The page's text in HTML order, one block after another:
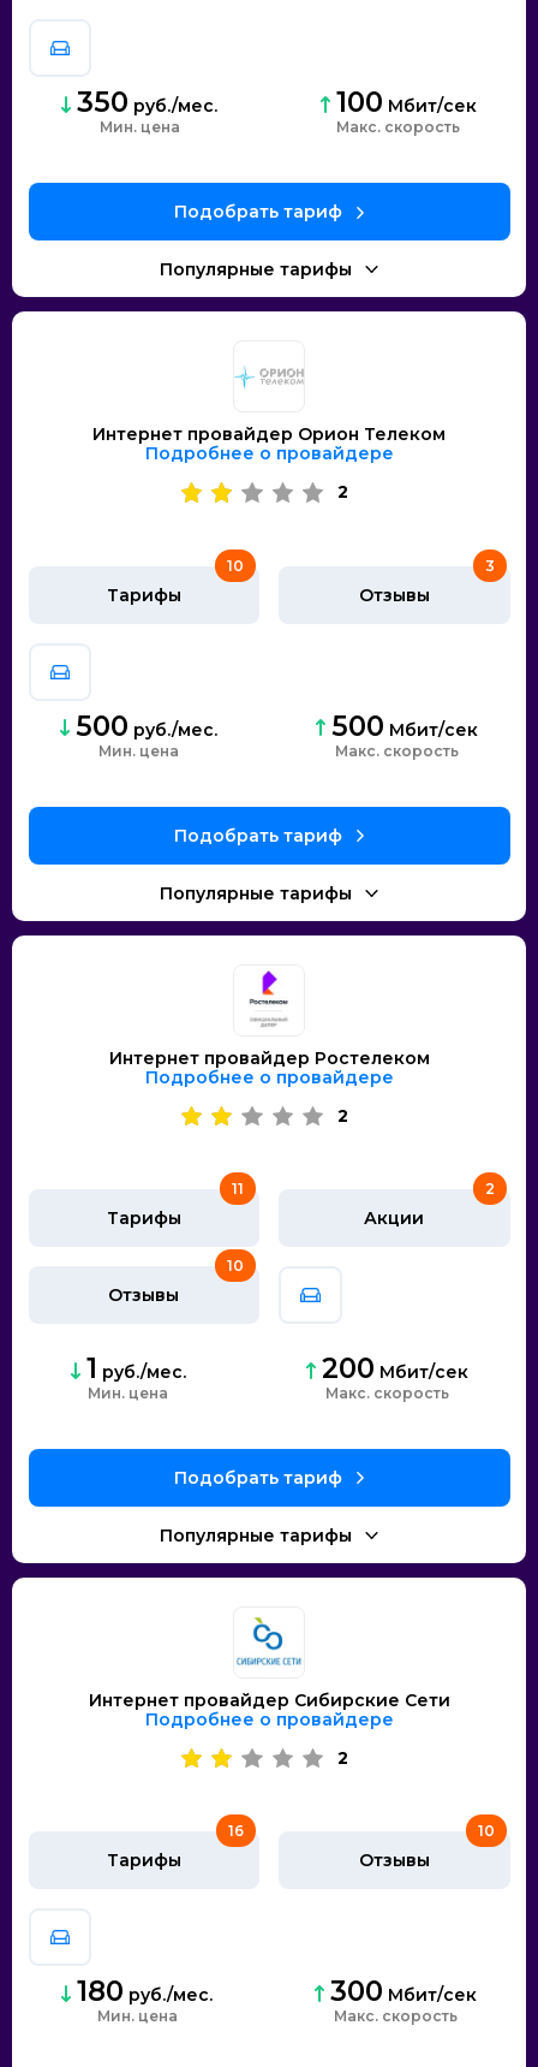
350 руб./мес.
Мин. цена
100 Мбит/сек
скорость
Интернет провайдер Орион Телеком
Подробнее о провайдере
2
Тарифы
10
Отзывы
3
500 руб./мес.
Мин. цена
500 Мбит/сек
скорость
Интернет провайдер Ростелеком
Подробнее о провайдере
2
Тарифы
11
Акции
2
Отзывы
10
1 руб./мес.
Мин. цена
200 Мбит/сек
скорость
Интернет провайдер Сибирские Сети
Подробнее о провайдере
2
Тарифы
16
Отзывы
10
180 руб./мес.
Мин. цена
300 Мбит/сек
скорость